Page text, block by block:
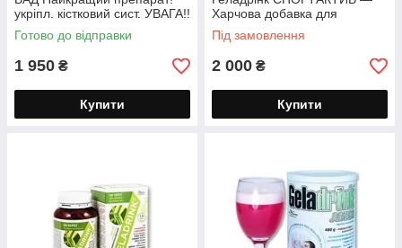
укріпл. кістковий сист. УВАГА!!
Чохія! порошок 450 г
Готово до відправки
1 950 ₴
Купити
Харчова добавка для
спортсменів і активних людей
порошок 252 г.
Під замовлення
2 000 ₴
Купити